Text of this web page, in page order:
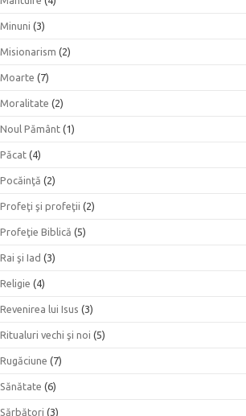
Minuni (3)
Misionarism (2)
Moarte (7)
Moralitate (2)
Noul Pământ (1)
Păcat (4)
Pocăinţă (2)
Profeţi şi profeţii (2)
Profeţie Biblică (5)
Rai şi Iad (3)
Religie (4)
Revenirea lui Isus (3)
Ritualuri vechi şi noi (5)
Rugăciune (7)
Sănătate (6)
Sărbători (3)